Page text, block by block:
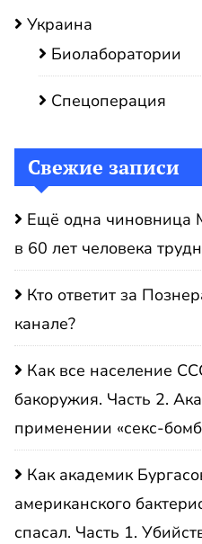
Украина
Биолаборатории
Спецоперация
Свежие записи
Ещё одна чиновница
в 60 лет человека
Кто ответит за
канале?
Как все население
бакоружия. Часть 2.
применении «секс-
Как академик
американского
спасал. Часть 1.